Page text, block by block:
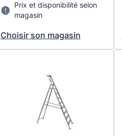
Prix et disponibilité selon
magasin
Choisir son magasin